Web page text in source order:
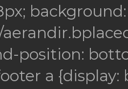
background:
position:
a {display: